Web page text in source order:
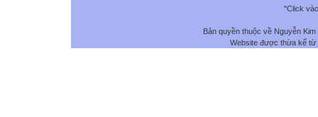
"Click
Bản quyền thuộc về Nguyễn
Website được thừa kế từ